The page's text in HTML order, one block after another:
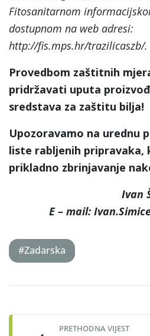
Fitosanitarnom
dostupnom na web adresi:
http://fis.mps.hr/trazilicaszb/.
Provedbom zaštitnih
pridržavati uputa
sredstava za zaštitu bilja!
Upozoravamo na urednu
liste rabljenih pripravaka,
prikladno zbrinjavanje
Ivan
E – mail:
#Zadarska
navigation
PRETHODNA VIJEST